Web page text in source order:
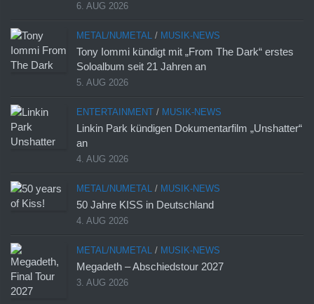
6. AUG 2026
METAL/NUMETAL / MUSIK-NEWS
Tony Iommi kündigt mit „From The Dark“ erstes
Soloalbum seit 21 Jahren an
5. AUG 2026
ENTERTAINMENT / MUSIK-NEWS
Linkin Park kündigen Dokumentarfilm „Unshatter“
an
4. AUG 2026
METAL/NUMETAL / MUSIK-NEWS
50 Jahre KISS in Deutschland
4. AUG 2026
METAL/NUMETAL / MUSIK-NEWS
Megadeth – Abschiedstour 2027
3. AUG 2026